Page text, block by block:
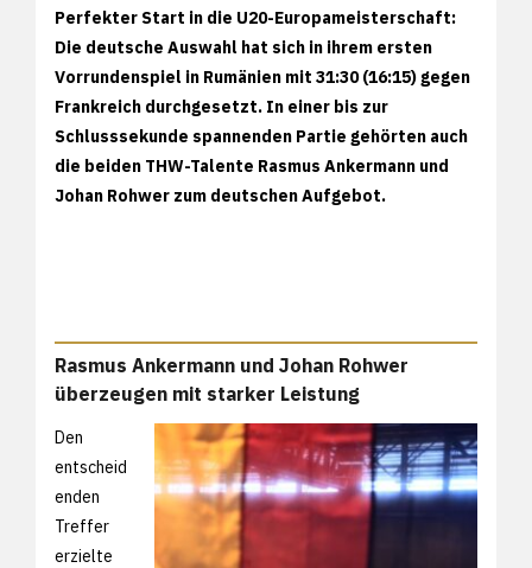
Perfekter Start in die U20-Europameisterschaft:
Die deutsche Auswahl hat sich in ihrem ersten
Vorrundenspiel in Rumänien mit 31:30 (16:15) gegen
Frankreich durchgesetzt. In einer bis zur
Schlusssekunde spannenden Partie gehörten auch
die beiden THW-Talente Rasmus Ankermann und
Johan Rohwer zum deutschen Aufgebot.
Rasmus Ankermann und Johan Rohwer
überzeugen mit starker Leistung
Den
entscheid
enden
Treffer
erzielte